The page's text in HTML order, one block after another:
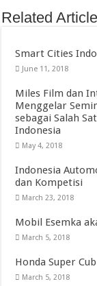
Related
Smart Cities
June 11, 2018
Miles Film dan
Menggelar
sebagai Salah
Indonesia
May 4, 2018
Indonesia
dan Kompetisi
March 23, 2018
Mobil Esemka
March 5, 2018
Honda Super
March 5, 2018